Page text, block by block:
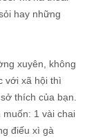
hay những
xuyên, không
với xã hội thì
thích của bạn.
1 vài chai
điếu xì gà